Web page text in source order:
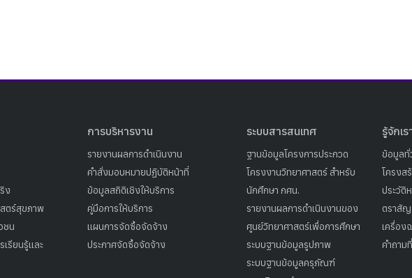
ง
ตร์สุขภาพ
ชน
เรียนรู้และ
การบริหารงาน
รายงานผลการดำเนินงาน
คำสั่งมอบหมายปฏิบัติหน้าที่
ข้อมูลสถิติเชิงให้บริการ
คู่มือการให้บริการ
แผนการจัดซื้อจัดจ้าง
ประกาศจัดซื้อจัดจ้าง
ระบบสารสนเทศ
ฐานข้อมูลโครงการประกวด
โครงงานวิทยาศาสตร์ สำหรับ
นักศึกษา กศน.
รายงานผลการดำเนินงานของ
ศูนย์วิทยาศาสตร์เพื่อการศึกษา
ระบบฐานข้อมูลรูปภาพ
ระบบฐานข้อมูลครุภัณฑ์
รู้จักเร
ข้อมูลทั่
โครงส
ประวัติ
ตราสั
เครื่อง
คำถาม